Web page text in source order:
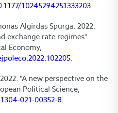
10245294251333203
Algirdas Spurga. 2022.
exchange rate regimes"
Economy,
"A new perspective on the
Political Science,
021-00352-8